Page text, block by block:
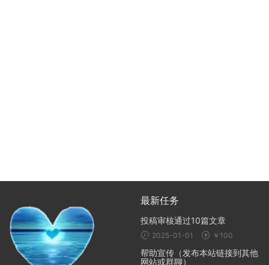
最新任务
投稿审核通过10篇文章
2025-01-01 ￥100
帮助宣传（发布本站链接到其他
网站或群聊）